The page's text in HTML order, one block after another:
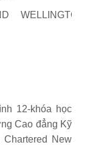
12-khóa học
Cao đẳng Kỹ
New